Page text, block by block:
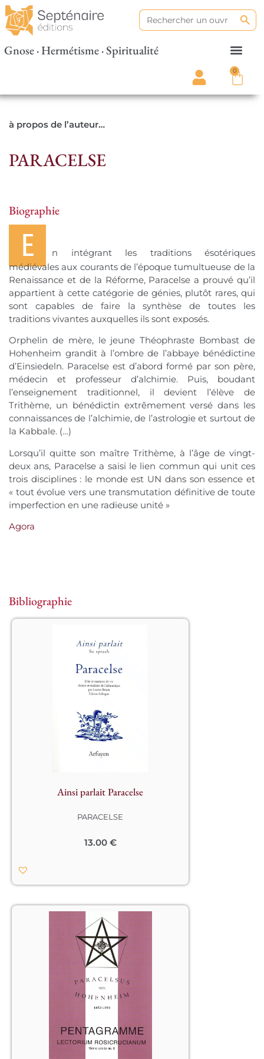
Search
for:
Gnose · Hermétisme · Spiritualité
0
à propos de l’auteur…
PARACELSE
Biographie
E
n intégrant les traditions ésotériques
médiévales aux courants de l’époque tumultueuse de la
Renaissance et de la Réforme, Paracelse a prouvé qu’il
appartient à cette catégorie de génies, plutôt rares, qui
sont capables de faire la synthèse de toutes les
traditions vivantes auxquelles ils sont exposés.
Orphelin de mère, le jeune Théophraste Bombast de
Hohenheim grandit à l’ombre de l’abbaye bénédictine
d’Einsiedeln. Paracelse est d’abord formé par son père,
médecin et professeur d’alchimie. Puis, boudant
l’enseignement traditionnel, il devient l’élève de
Trithème, un bénédictin extrêmement versé dans les
connaissances de l’alchimie, de l’astrologie et surtout de
la Kabbale. (…)
Lorsqu’il quitte son maître Trithème, à l’âge de vingt-
deux ans, Paracelse a saisi le lien commun qui unit ces
trois disciplines : le monde est UN dans son essence et
« tout évolue vers une transmutation définitive de toute
imperfection en une radieuse unité »
Agora
Bibliographie
									Dits
de l’alémanique par Lucien Braun.
Édition bilingue.
Thérèse d’Avila), deux philosophes
(Sénèque, Lulle) et trois écrivains
(Shakespeare, Dickinson et Novalis),
ce 8e ouvrage de la collection « Ainsi
ses deux aînés Érasme (1467-1536) et
qui soigna Érasme à Bâle en 1526,
conformisme des savants de son
hardiesse de sa parole et la puissance
visionnaire de sa philosophie de la
nature : « Plus je vais plus je trouve
que ce n’est pas seulement en
médecine, mais aussi en astronomie
et en philosophie que rien n’a été
fondé sur de vrais principes. » Et il ne
craint pas d’ajouter : « Après ma mort
je serai là, plus encore qu’avant, pour
vous juger. Et si vous dévorez mon
boue. Paracelse sera là, même sans
corps, pour vous livrer bataille. »
Ainsi parlait Paracelse
PARACELSE
13.00 €
Différents auteurs ont supposé que
Paracelse avait été un Frère de la
Rose-Croix, bien qu’aucune preuve
historique n’eût été établie et que les
signes avant-coureurs de l’existence
Manifestes de cette Fraternité en 1614-
1616, respectivement la Fama
Fraternitatis R.C., le Confession